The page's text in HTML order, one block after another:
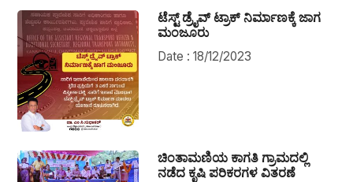
ಟೆಸ್ಟ್ ಡ್ರೈವ್ ಟ್ರಾಕ್ ನಿರ್ಮಾಣಕ್ಕೆ ಜಾಗ
ಮಂಜೂರು
Date : 18/12/2023
ಚಿಂತಾಮಣಿಯ ಕಾಗತಿ ಗ್ರಾಮದಲ್ಲಿ
ನಡೆದ ಕೃಷಿ ಪರಿಕರಗಳ ವಿತರಣೆ